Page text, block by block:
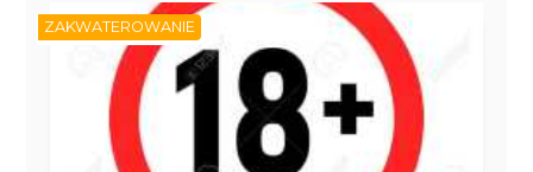
ZAKWATEROWANIE